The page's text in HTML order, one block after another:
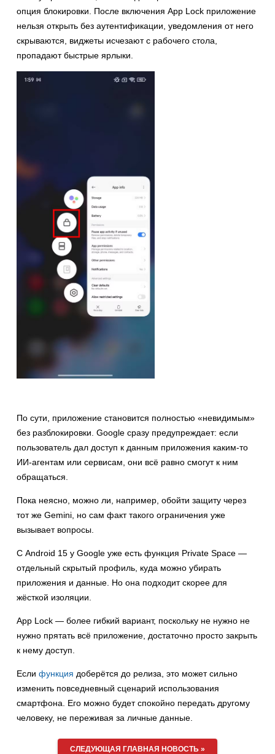
опция блокировки. После включения App Lock приложение
нельзя открыть без аутентификации, уведомления от него
скрываются, виджеты исчезают с рабочего стола,
пропадают быстрые ярлыки.
По сути, приложение становится полностью «невидимым»
без разблокировки. Google сразу предупреждает: если
пользователь дал доступ к данным приложения каким-то
ИИ-агентам или сервисам, они всё равно смогут к ним
обращаться.
Пока неясно, можно ли, например, обойти защиту через
тот же Gemini, но сам факт такого ограничения уже
вызывает вопросы.
С Android 15 у Google уже есть функция Private Space —
отдельный скрытый профиль, куда можно убирать
приложения и данные. Но она подходит скорее для
жёсткой изоляции.
App Lock — более гибкий вариант, поскольку не нужно не
нужно прятать всё приложение, достаточно просто закрыть
к нему доступ.
Если функция доберётся до релиза, это может сильно
изменить повседневный сценарий использования
смартфона. Его можно будет спокойно передать другому
человеку, не переживая за личные данные.
СЛЕДУЮЩАЯ ГЛАВНАЯ НОВОСТЬ »